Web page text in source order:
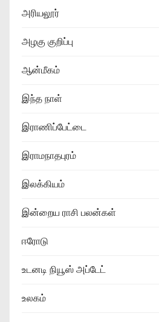
அரியலூர்
அழகு குறிப்பு
ஆன்மீகம்
இந்த நாள்
இராணிப்பேட்டை
இராமநாதபுரம்
இலக்கியம்
இன்றைய ராசி பலன்கள்
ஈரோடு
உடனடி நியூஸ் அப்டேட்
உலகம்